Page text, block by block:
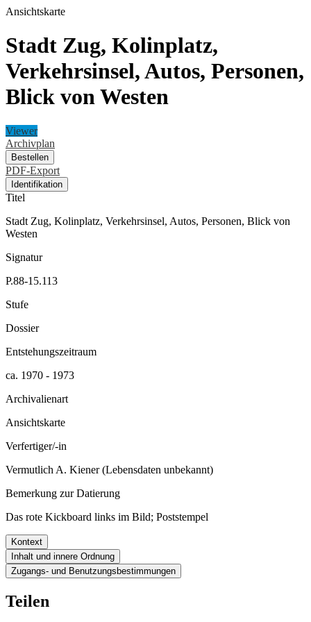
Ansichtskarte
Stadt Zug, Kolinplatz,
Verkehrsinsel, Autos, Personen,
Blick von Westen
Viewer
Archivplan
Bestellen
PDF-Export
Identifikation
Titel
Stadt Zug, Kolinplatz, Verkehrsinsel, Autos, Personen, Blick von
Westen
Signatur
P.88-15.113
Stufe
Dossier
Entstehungszeitraum
ca. 1970 - 1973
Archivalienart
Ansichtskarte
Verfertiger/-in
Vermutlich A. Kiener (Lebensdaten unbekannt)
Bemerkung zur Datierung
Das rote Kickboard links im Bild; Poststempel
Kontext
Inhalt und innere Ordnung
Zugangs- und Benutzungsbestimmungen
Teilen